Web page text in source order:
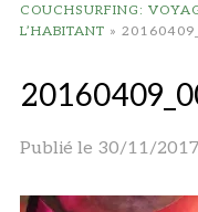
COUCHSURFING:
L’HABITANT »
Publié le 30/11/2017